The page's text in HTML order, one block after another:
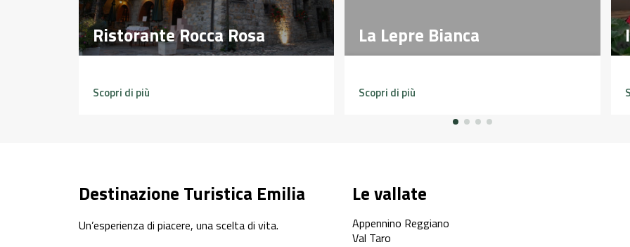
Ristorante Rocca Rosa
Ristorante Rocca Rosa
Scopri di più
La Lepre Bianca
La Lepre Bianca
Scopri di più
Destinazione Turistica Emilia
Un’esperienza di piacere, una scelta di vita.
Le vallate
Appennino Reggiano
Val Taro